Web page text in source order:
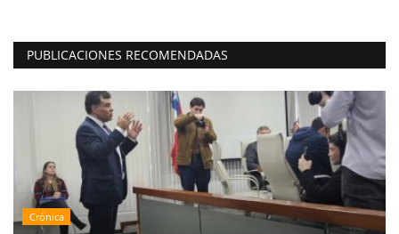
PUBLICACIONES RECOMENDADAS
Crónica